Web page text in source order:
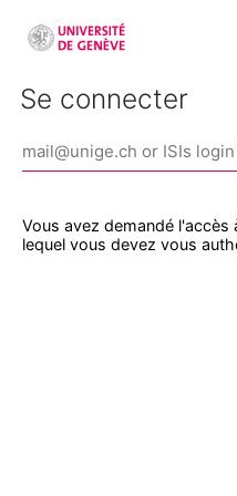
Se connecter
Vous avez demandé l'accès
lequel vous devez vous